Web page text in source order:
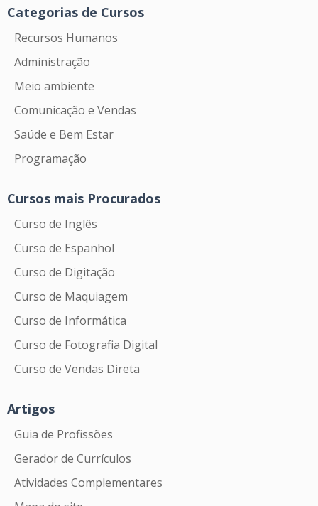
Categorias de Cursos
Recursos Humanos
Administração
Meio ambiente
Comunicação e Vendas
Saúde e Bem Estar
Programação
Cursos mais Procurados
Curso de Inglês
Curso de Espanhol
Curso de Digitação
Curso de Maquiagem
Curso de Informática
Curso de Fotografia Digital
Curso de Vendas Direta
Artigos
Guia de Profissões
Gerador de Currículos
Atividades Complementares